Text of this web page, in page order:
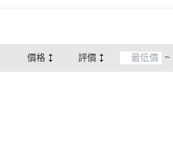
價格 評價 ~